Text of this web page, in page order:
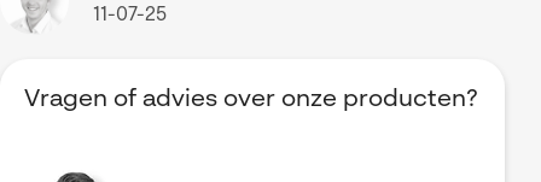
11-07-25
Vragen of advies over onze producten?